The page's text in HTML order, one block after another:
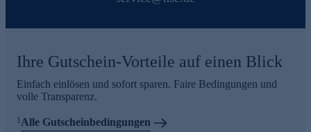
Ihre Gutschein-Vorteile auf einen Blick
Einfach einlösen und sofort sparen. Faire Bedingungen und
volle Transparenz.
1 Alle Gutscheinbedingungen